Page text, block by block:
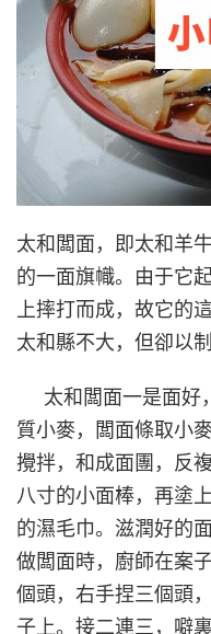
太和闆面，即太和羊
的一面旗幟。由于它
上摔打而成，故它的
太和縣不大，但卻以
太和闆面一是面好
質小麥，闆面條取小
攪拌，和成面團，反
八寸的小面棒，再塗
的濕毛巾。滋潤好的
做闆面時，廚師在案
個頭，右手捏三個頭
子上。接二連三，噼